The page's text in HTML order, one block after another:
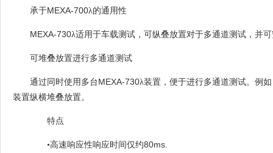
承于MEXA-700λ的通用性
MEXA-730λ适用于车载测试，可纵叠放置对于多通道测试，并
可堆叠放置进行多通道测试
通过同时使用多台MEXA-730λ装置，便于进行多通道测试。例
装置纵横堆叠放置。
特点
•高速响应性响应时间仅约80ms.